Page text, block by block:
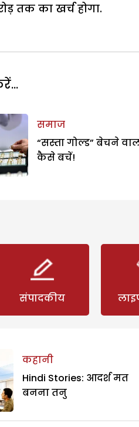
तक का खर्च होगा.
समाज
“सस्ता गोल्ड” बेचने
कैसे बचें!
संपादकीय
कहानी
Hindi Stories: आदर्श मत
बनना तनु